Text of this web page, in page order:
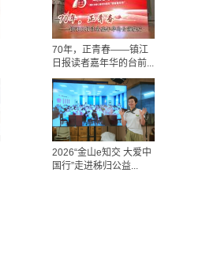
70年，正青春——镇江
日报读者嘉年华的台前...
2026“金山e知交 大爱中
国行”走进秭归公益...